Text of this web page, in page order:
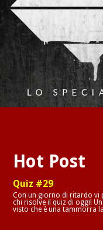
Hot Post
Quiz #29
Con un giorno di ritardo vi
chi risolve il quiz di oggi!
visto che è una tammorra